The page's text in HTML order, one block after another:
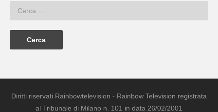
Diritti riservati Rainbowtelevision - Rainbow Television registrata
al Tribunale di Milano n. 101 in data 26/02/2001